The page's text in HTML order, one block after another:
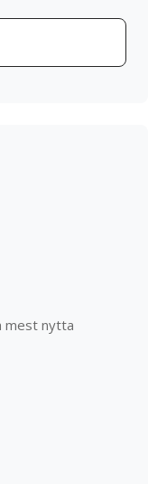
nytta
mest nytta